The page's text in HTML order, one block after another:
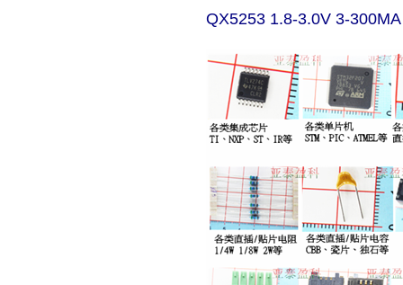
QX5253 1.8-3.0V 3-